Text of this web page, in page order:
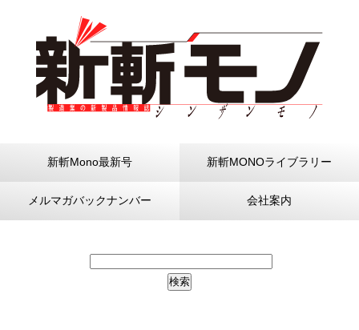
新斬Mono最新号 新斬MONOライブラリー
メルマガバックナンバー 会社案内